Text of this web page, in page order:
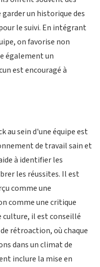
un historique des
le suivi. En intégrant
on favorise non
également un
est encouragé à
au sein d'une équipe est
de travail sain et
à identifier les
les réussites. Il est
comme une
comme une critique
il est conseillé
rétroaction, où chaque
dans un climat de
inclure la mise en